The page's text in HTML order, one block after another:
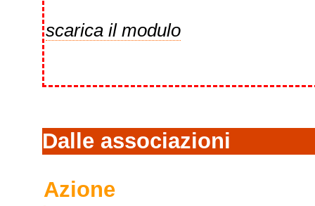
scarica il modulo
Dalle associazioni
Azione